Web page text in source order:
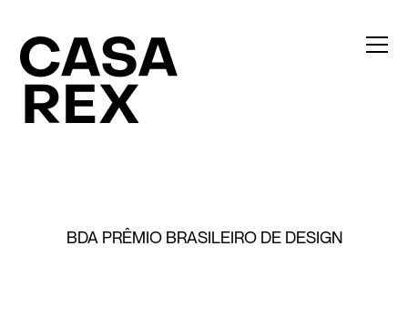
BDA PRÊMIO BRASILEIRO DE DESIGN